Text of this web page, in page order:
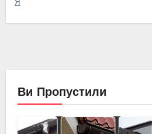
Ви Пропустили